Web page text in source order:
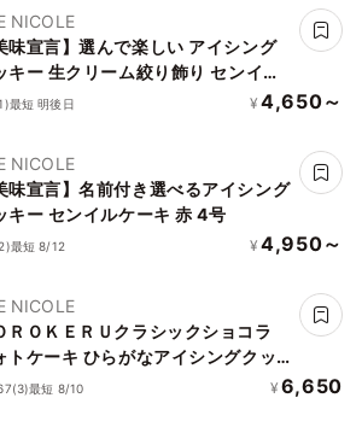
NICOLE
味宣言】選んで楽しい アイシング
キー 生クリーム絞り飾り センイル
キ（黄） クリームカラーは5色から
最短 明後日 ¥ 4,650～
NICOLE
味宣言】名前付き選べるアイシング
キー センイルケーキ 赤 4号
最短 8/12 ¥ 4,950～
NICOLE
ＲＯＫＥＲＵクラシックショコラ
トケーキ ひらがなアイシングクッ
写真ケーキ 5号 15cm ※ひ
(3)最短 8/10 ¥ 6,650